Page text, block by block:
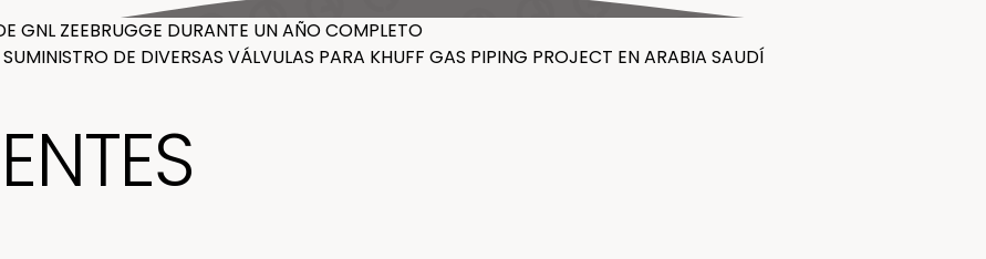
GNL ZEEBRUGGE DURANTE UN AÑO COMPLETO
DE DIVERSAS VÁLVULAS PARA KHUFF GAS PIPING PROJECT EN ARABIA SAUDÍ